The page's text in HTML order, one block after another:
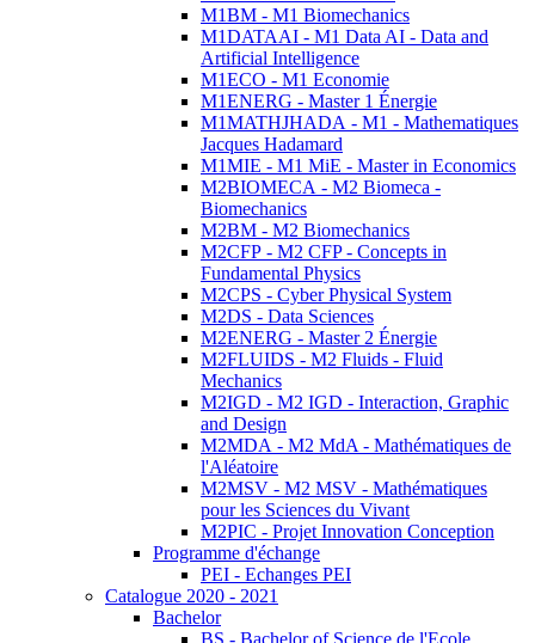
M1BM - M1 Biomechanics
M1DATAAI - M1 Data AI - Data and
Artificial Intelligence
M1ECO - M1 Economie
M1ENERG - Master 1 Énergie
M1MATHJHADA - M1 - Mathematiques
Jacques Hadamard
M1MIE - M1 MiE - Master in Economics
M2BIOMECA - M2 Biomeca -
Biomechanics
M2BM - M2 Biomechanics
M2CFP - M2 CFP - Concepts in
Fundamental Physics
M2CPS - Cyber Physical System
M2DS - Data Sciences
M2ENERG - Master 2 Énergie
M2FLUIDS - M2 Fluids - Fluid
Mechanics
M2IGD - M2 IGD - Interaction, Graphic
and Design
M2MDA - M2 MdA - Mathématiques de
l'Aléatoire
M2MSV - M2 MSV - Mathématiques
pour les Sciences du Vivant
M2PIC - Projet Innovation Conception
Programme d'échange
PEI - Echanges PEI
Catalogue 2020 - 2021
Bachelor
BS - Bachelor of Science de l'Ecole